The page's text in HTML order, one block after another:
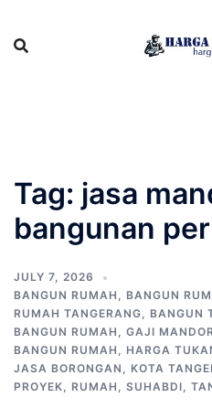
content
Tag: jasa
bangunan
JULY 7, 2026
BANGUN RUMAH , BANGUN
RUMAH TANGERANG, BANGUN
BANGUN RUMAH , GAJI
BANGUN RUMAH , HARGA
JASA BORONGAN , KOTA
PROYEK, RUMAH , SUHABDI,